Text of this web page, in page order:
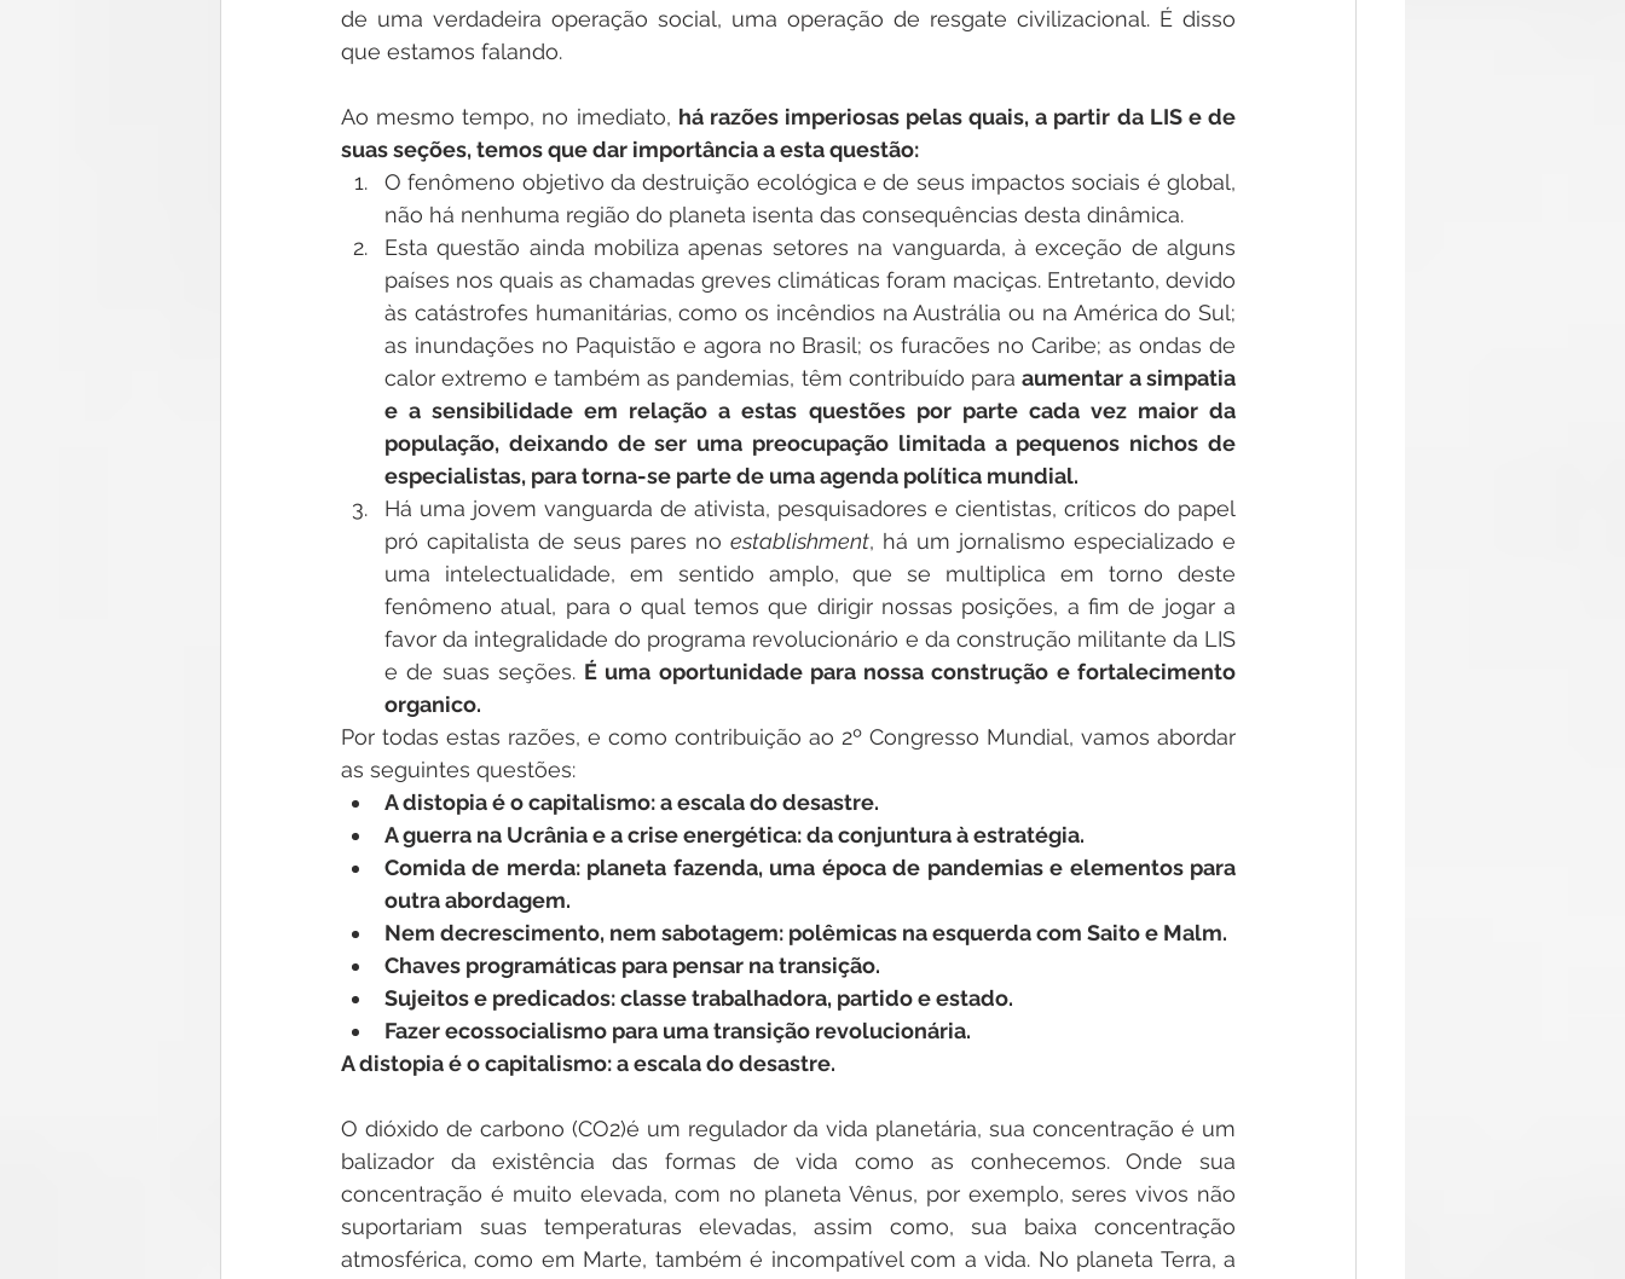
de uma verdadeira operação social, uma operação de resgate civilizacional. É disso
que estamos falando.
Ao mesmo tempo, no imediato, há razões imperiosas pelas quais, a partir da LIS e de
suas seções, temos que dar importância a esta questão:
O fenômeno objetivo da destruição ecológica e de seus impactos sociais é global,
não há nenhuma região do planeta isenta das consequências desta dinâmica.
Esta questão ainda mobiliza apenas setores na vanguarda, à exceção de alguns
países nos quais as chamadas greves climáticas foram maciças. Entretanto, devido
às catástrofes humanitárias, como os incêndios na Austrália ou na América do Sul;
as inundações no Paquistão e agora no Brasil; os furacões no Caribe; as ondas de
calor extremo e também as pandemias, têm contribuído para aumentar a simpatia
e a sensibilidade em relação a estas questões por parte cada vez maior da
população, deixando de ser uma preocupação limitada a pequenos nichos de
especialistas, para torna-se parte de uma agenda política mundial.
Há uma jovem vanguarda de ativista, pesquisadores e cientistas, críticos do papel
pró capitalista de seus pares no establishment, há um jornalismo especializado e
uma intelectualidade, em sentido amplo, que se multiplica em torno deste
fenômeno atual, para o qual temos que dirigir nossas posições, a fim de jogar a
favor da integralidade do programa revolucionário e da construção militante da LIS
e de suas seções. É uma oportunidade para nossa construção e fortalecimento
organico.
Por todas estas razões, e como contribuição ao 2º Congresso Mundial, vamos abordar
as seguintes questões:
A distopia é o capitalismo: a escala do desastre.
A guerra na Ucrânia e a crise energética: da conjuntura à estratégia.
Comida de merda: planeta fazenda, uma época de pandemias e elementos para
outra abordagem.
Nem decrescimento, nem sabotagem: polêmicas na esquerda com Saito e Malm.
Chaves programáticas para pensar na transição.
Sujeitos e predicados: classe trabalhadora, partido e estado.
Fazer ecossocialismo para uma transição revolucionária.
A distopia é o capitalismo: a escala do desastre.
O dióxido de carbono (CO2)é um regulador da vida planetária, sua concentração é um
balizador da existência das formas de vida como as conhecemos. Onde sua
concentração é muito elevada, com no planeta Vênus, por exemplo, seres vivos não
suportariam suas temperaturas elevadas, assim como, sua baixa concentração
atmosférica, como em Marte, também é incompatível com a vida. No planeta Terra, a